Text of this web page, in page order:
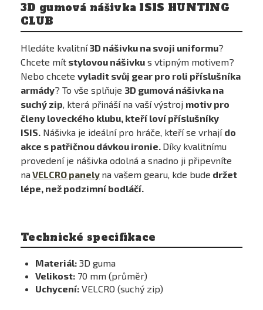
3D gumová nášivka ISIS HUNTING
CLUB
Hledáte kvalitní3D nášivku na svoji uniformu?
Chcete mít stylovou nášivku s vtipným motivem?
Nebo chcete vyladit svůj gear pro roli příslušníka
armády? To vše splňuje 3D gumová nášivka na
suchý zip , která přináší na vaší výstroj motiv pro
členy loveckého klubu, kteří loví příslušníky
ISIS. Nášivka je ideální pro hráče, kteří se vrhají do
akce s patřičnou dávkou ironie. Díky kvalitnímu
provedení je nášivka odolná a snadno ji připevníte
na VELCRO panely na vašem gearu, kde bude držet
lépe, než podzimní bodláčí.
Technické specifikace
Materiál: 3D guma
Velikost: 70 mm (průměr)
Uchycení: VELCRO (suchý zip)